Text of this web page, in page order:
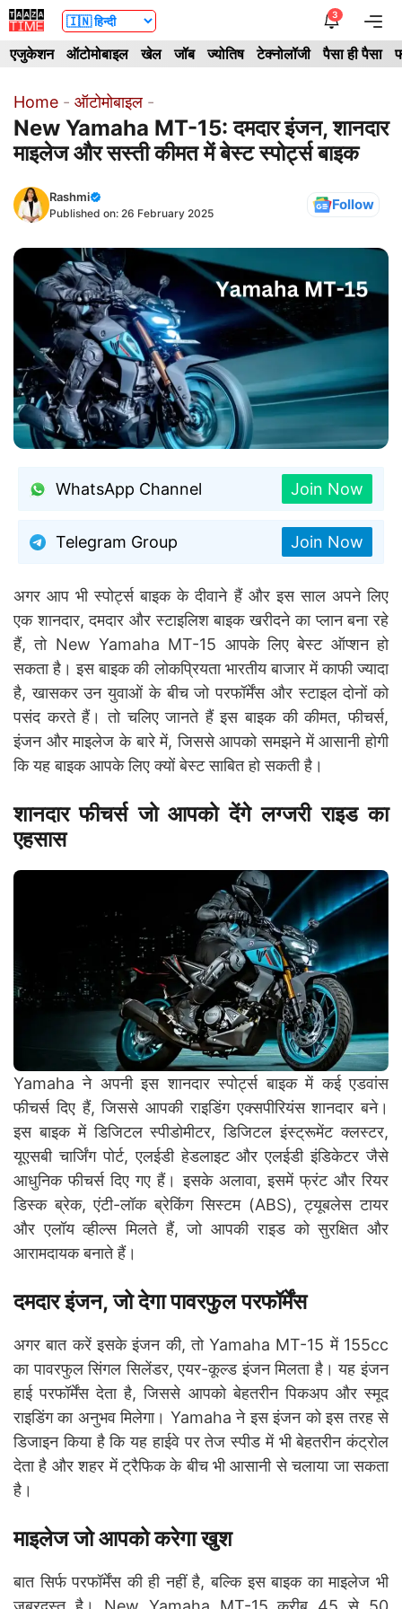
Skip
to
content
3
एजुकेशन ऑटोमोबाइल खेल जॉब ज्योतिष टेक्नोलॉजी पैसा ही पैसा
Home - ऑटोमोबाइल -
New Yamaha MT-15: दमदार इंजन, शानदार
माइलेज और सस्ती कीमत में बेस्ट स्पोर्ट्स बाइक
Rashmi
Published on: 26 February 2025 Follow
WhatsApp Channel Join Now
Telegram Group Join Now
अगर आप भी स्पोर्ट्स बाइक के दीवाने हैं और इस साल अपने लिए
एक शानदार, दमदार और स्टाइलिश बाइक खरीदने का प्लान बना रहे
हैं, तो New Yamaha MT-15 आपके लिए बेस्ट ऑप्शन हो
सकता है। इस बाइक की लोकप्रियता भारतीय बाजार में काफी ज्यादा
है, खासकर उन युवाओं के बीच जो परफॉर्मेंस और स्टाइल दोनों को
पसंद करते हैं। तो चलिए जानते हैं इस बाइक की कीमत, फीचर्स,
इंजन और माइलेज के बारे में, जिससे आपको समझने में आसानी होगी
कि यह बाइक आपके लिए क्यों बेस्ट साबित हो सकती है।
शानदार फीचर्स जो आपको देंगे लग्जरी राइड का
एहसास
Yamaha ने अपनी इस शानदार स्पोर्ट्स बाइक में कई एडवांस
फीचर्स दिए हैं, जिससे आपकी राइडिंग एक्सपीरियंस शानदार बने।
इस बाइक में डिजिटल स्पीडोमीटर, डिजिटल इंस्ट्रूमेंट क्लस्टर,
यूएसबी चार्जिंग पोर्ट, एलईडी हेडलाइट और एलईडी इंडिकेटर जैसे
आधुनिक फीचर्स दिए गए हैं। इसके अलावा, इसमें फ्रंट और रियर
डिस्क ब्रेक, एंटी-लॉक ब्रेकिंग सिस्टम (ABS), ट्यूबलेस टायर
और एलॉय व्हील्स मिलते हैं, जो आपकी राइड को सुरक्षित और
आरामदायक बनाते हैं।
दमदार इंजन, जो देगा पावरफुल परफॉर्मेंस
अगर बात करें इसके इंजन की, तो Yamaha MT-15 में 155cc
का पावरफुल सिंगल सिलेंडर, एयर-कूल्ड इंजन मिलता है। यह इंजन
हाई परफॉर्मेंस देता है, जिससे आपको बेहतरीन पिकअप और स्मूद
राइडिंग का अनुभव मिलेगा। Yamaha ने इस इंजन को इस तरह से
डिजाइन किया है कि यह हाईवे पर तेज स्पीड में भी बेहतरीन कंट्रोल
देता है और शहर में ट्रैफिक के बीच भी आसानी से चलाया जा सकता
है।
माइलेज जो आपको करेगा खुश
बात सिर्फ परफॉर्मेंस की ही नहीं है, बल्कि इस बाइक का माइलेज भी